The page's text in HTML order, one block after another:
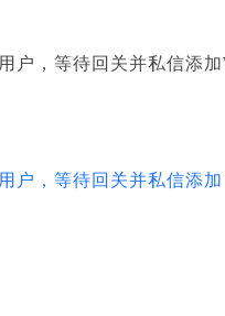
，等待回关并私信添加
户，等待回关并私信添加